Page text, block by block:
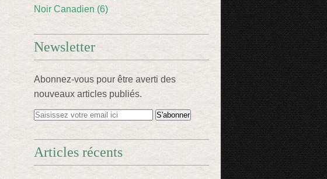
Noir Canadien (6)
Newsletter
Abonnez-vous pour être averti des
nouveaux articles publiés.
Articles récents